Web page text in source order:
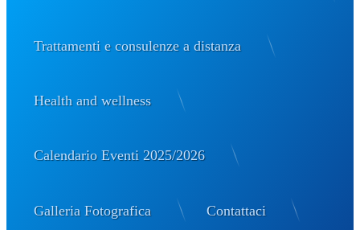
Trattamenti e consulenze a distanza
Health and wellness
Calendario Eventi 2025/2026
Galleria Fotografica Contattaci